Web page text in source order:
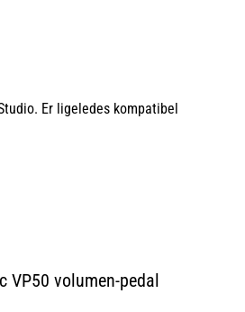
Er ligeledes kompatibel
VP50 volumen-pedal